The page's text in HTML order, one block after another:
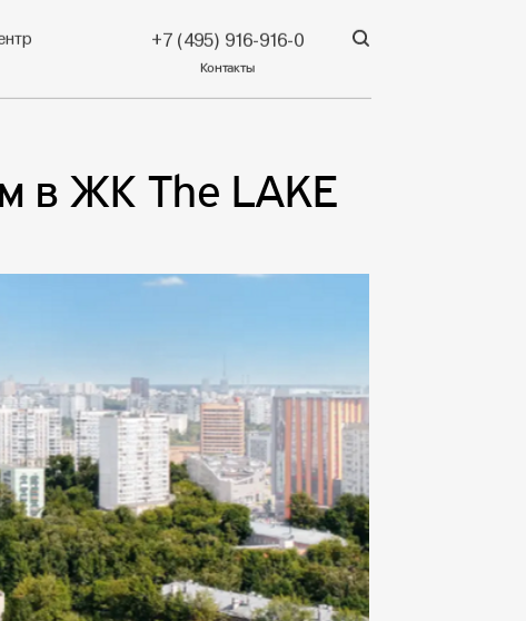
+7 (495) 916-916-0
Контакты
в ЖК The LAKE